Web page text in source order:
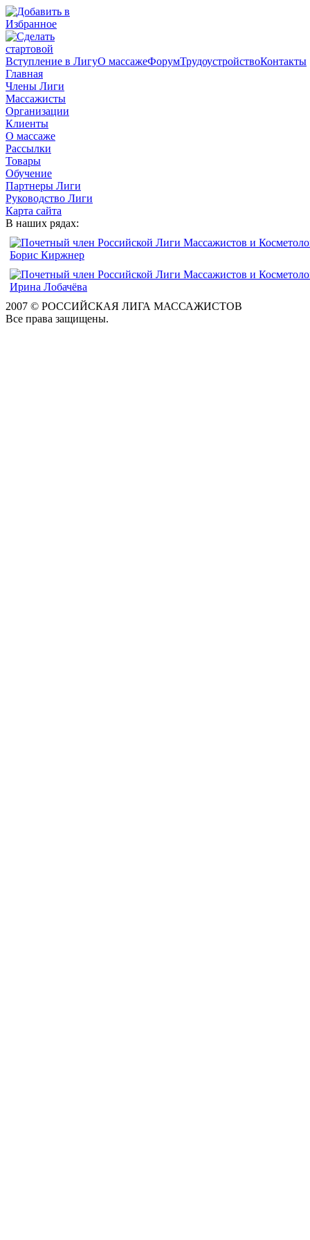
Вступление в ЛигуО массажеФорумТрудоустройствоКонтакты
Главная
Члены Лиги
Массажисты
Организации
Клиенты
О массаже
Рассылки
Товары
Обучение
Партнеры Лиги
Руководство Лиги
Карта сайта
В наших рядах:
2007 © РОССИЙСКАЯ ЛИГА МАССАЖИСТОВ
Все права защищены.